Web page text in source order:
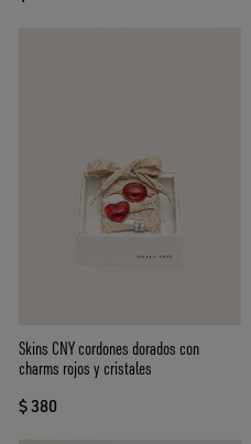
Skins CNY cordones dorados con
charms rojos y cristales
$ 380